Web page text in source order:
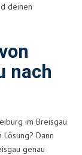
deinen
nach
im Breisgau
Dann
genau